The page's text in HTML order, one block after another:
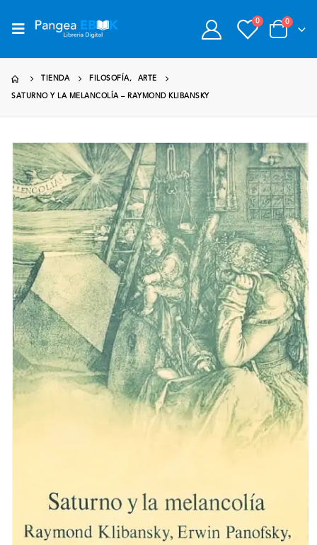
0 0
TIENDA FILOSOFÍA, ARTE
SATURNO Y LA MELANCOLÍA – RAYMOND KLIBANSKY